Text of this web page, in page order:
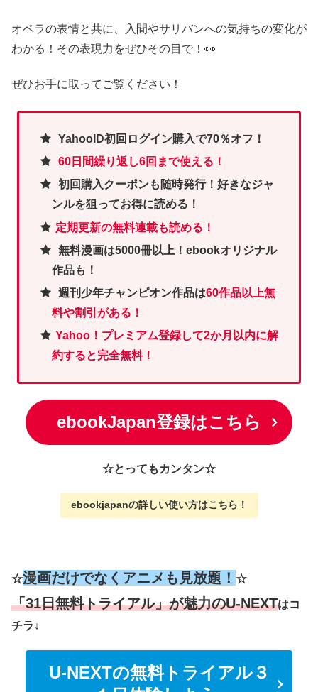
オペラの表情と共に、入間やサリバンへの気持ちの変化が
わかる！その表現力をぜひその目で！👀
ぜひお手に取ってご覧ください！
YahooID初回ログイン購入で70％オフ！
60日間繰り返し6回まで使える！
初回購入クーポンも随時発行！好きなジャ
ンルを狙ってお得に読める！
定期更新の無料連載も読める！
無料漫画は5000冊以上！ebookオリジナル
作品も！
週刊少年チャンピオン作品は60作品以上無
料や割引がある！
Yahoo！プレミアム登録して2か月以内に解
約すると完全無料！
ebookJapan登録はこちら
☆とってもカンタン☆
ebookjapanの詳しい使い方はこちら ！
☆漫画だけでなくアニメも見放題！ ☆
「31日無料トライアル」が魅力のU-NEXTはコ
チラ↓
U-NEXTの無料トライアル３